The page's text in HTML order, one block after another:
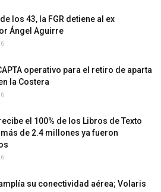
los 43, la FGR detiene al ex
Ángel Aguirre
operativo para el retiro de aparta
la Costera
el 100% de los Libros de Texto
de 2.4 millones ya fueron
su conectividad aérea; Volaris